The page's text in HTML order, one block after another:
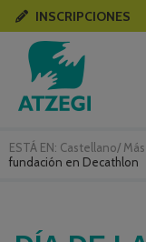
ESTÁ EN: Castellano/
fundación en Decathlon
INSCRIPCIONES